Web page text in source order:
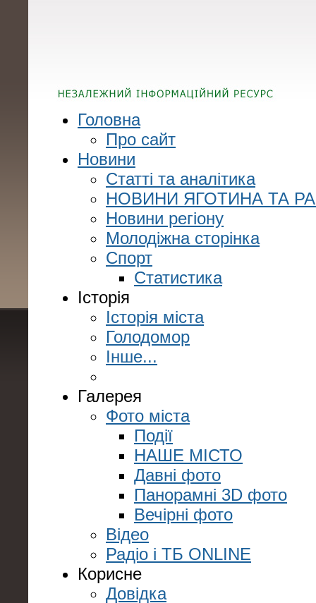
Головна
Про сайт
Новини
Статті та аналітика
НОВИНИ ЯГОТИНА ТА
Новини регіону
Молодіжна сторінка
Спорт
Статистика
Історія
Історія міста
Голодомор
Інше...
Галерея
Фото міста
Події
НАШЕ МІСТО
Давні фото
Панорамні 3D фото
Вечірні фото
Відео
Радіо і ТБ ONLINE
Корисне
Довідка